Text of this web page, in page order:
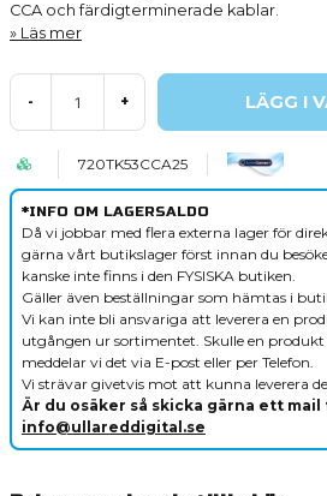
CCA och färdigterminerade kablar.
Läs mer
- + LÄGG I
720TK53CCA25
*INFO OM LAGERSALDO
Då vi jobbar med flera externa lager för
gärna vårt butikslager först innan du
kanske inte finns i den FYSISKA butiken.
Gäller även beställningar som hämtas i
Vi kan inte bli ansvariga att leverera en
utgången ur sortimentet. Skulle en produkt
meddelar vi det via E-post eller per Telefon.
Vi strävar givetvis mot att kunna leverera
Är du osäker så skicka gärna ett mail
info@ullareddigital.se